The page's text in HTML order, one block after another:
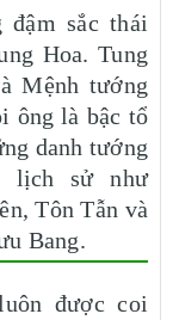
sắc thái
Hoa. Tung
Mệnh tướng
ông là bậc tổ
danh tướng
lịch sử như
Tôn Tẫn và
Bang.
được coi